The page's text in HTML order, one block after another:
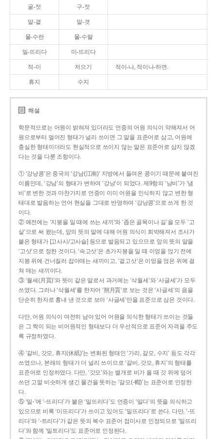
굴-젓 구-젓
말-곁 말-겻
물-수란 물-수랄
밀-뜨리다 미-뜨리다
적-이 저으기 적이-나, 적이나-하면.
휴지 수지
해설
학문적으로는 어원이 밝혀져 있더라도 언중의 어원 의식이 약해져서 어
원으로부터 멀어진 형태가 널리 쓰이면 그 말을 표준어로 삼고, 어원에
충실한 형태이더라도 현실적으로 쓰이지 않는 말은 표준어로 삼지 않겠
다는 것을 다룬 조항이다.
① ‘강낭콩’은 중국의 ‘강남(江南)’ 지방에서 들여온 콩이기 때문에 붙여진
이름인데, ‘강남’의 형태가 변하여 ‘강낭’이 되었다. 제9항의 ‘남비’가 ‘냄
비’로 변한 것과 마찬가지로 언중이 이미 어원을 인식하지 않고 변한 형
태대로 발음하는 언어 현실을 그대로 반영하여 ‘강낭콩’으로 쓰게 한 것
이다.
② 예전에는 ‘지붕을 일 때에 쓰는 새끼’와 ‘좁은 골목이나 길’을 모두 ‘고
샅’으로 써 왔는데, 앞의 뜻의 말에 대해 어원 의식이 희박해져서 조사가
붙은 형태가 [고사시/고사슬] 등으로 발음되고 있으므로 앞의 뜻의 말을
‘고삿’으로 정한 것이다. ‘속고삿’은 초가지붕을 일 때 이엉을 얹기 전에
지붕 위에 건너질러 잡아매는 새끼이고, ‘겉고삿’은 이엉을 얹은 위에 걸
쳐 매는 새끼이다.
③ ‘월세(月貰)’와 뜻이 같은 말로서 과거에는 ‘삭월세’와 ‘사글세’가 모두
쓰였다. 그러나 ‘삭월세’를 한자어 ‘朔月貰’로 보는 것은 ‘사글세’의 음을
단순히 한자로 흉내 낸 것으로 보아 ‘사글세’만을 표준으로 삼은 것이다.
다만, 어원 의식이 여전히 남아 있어 어원을 의식한 형태가 쓰이는 것들
은 그 짝이 되는 비어원적인 형태보다 더 우선적으로 표준어 자격을 주도
록 규정하였다.
④ ‘갈비, 갓모, 휴지(休紙)’는 변화된 형태인 ‘가리, 갈모, 수지’ 등도 각각
쓰였으나, 본래의 형태가 더 널리 쓰이므로 ‘갈비, 갓모, 휴지’의 형태를
표준어로 인정하였다. 다만, ‘갓모’와는 별개로 비가 올 때 갓 위에 덮어
쓰던 고깔 비슷하게 생긴 물건을 뜻하는 ‘갈모(-帽)’는 표준어로 인정한
다.
⑤ ‘밀-’에 ‘-뜨리다’가 붙은 ‘밀뜨리다’도 언중이 ‘밀다’의 뜻을 의식하고
있으므로 비록 ‘미뜨리다’가 쓰이고 있어도 ‘밀뜨리다’로 쓴다. 다만, ‘-뜨
리다’와 ‘-트리다’가 같은 뜻의 복수 표준어 접미사로 인정되므로 ‘밀뜨리
다’와 함께 ‘밀트리다’도 표준어로 인정된다.